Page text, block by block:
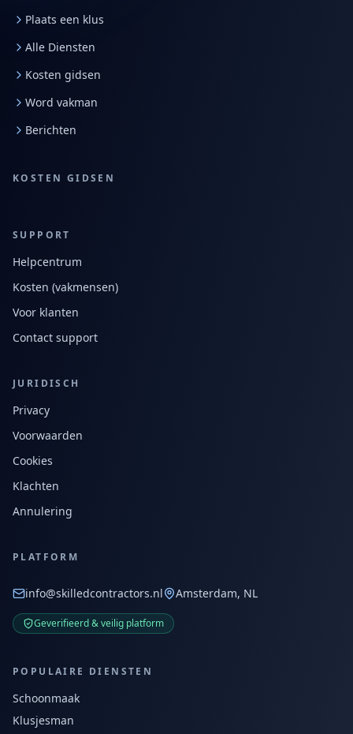
Plaats een klus
Alle Diensten
Kosten gidsen
Word vakman
Berichten
KOSTEN GIDSEN
SUPPORT
Helpcentrum
Kosten (vakmensen)
Voor klanten
Contact support
JURIDISCH
Privacy
Voorwaarden
Cookies
Klachten
Annulering
PLATFORM
info@skilledcontractors.nl Amsterdam, NL
Geverifieerd & veilig platform
POPULAIRE DIENSTEN
Schoonmaak
Klusjesman